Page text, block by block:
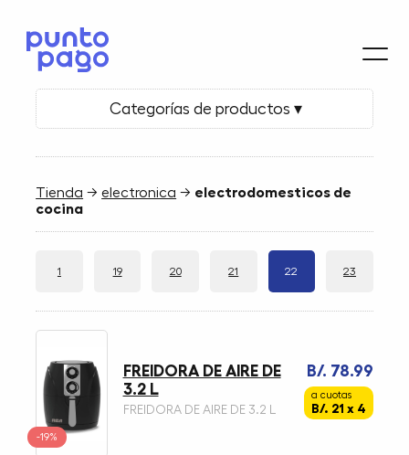
Categorías de productos ▾
Tienda →electronica → electrodomesticos de
cocina
1 19 20 21 22 23
-19%
B/. 78.99
a cuotas
B/. 21 x 4
FREIDORA DE AIRE DE
3.2 L
FREIDORA DE AIRE DE 3.2 L